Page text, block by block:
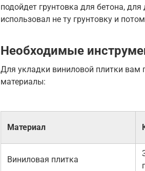
подойдет грунтовка для бетона,
использовал не ту грунтовку и
Необходимые
Для укладки виниловой плитки вам
материалы:
Материал
Виниловая плитка